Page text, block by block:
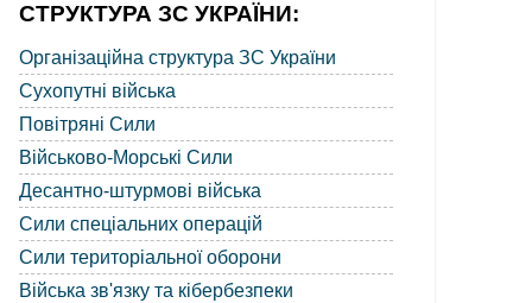
СТРУКТУРА ЗС УКРАЇНИ:
Організаційна структура ЗС України
Сухопутні війська
Повітряні Сили
Військово-Морські Сили
Десантно-штурмові війська
Сили спеціальних операцій
Сили територіальної оборони
Війська зв'язку та кібербезпеки